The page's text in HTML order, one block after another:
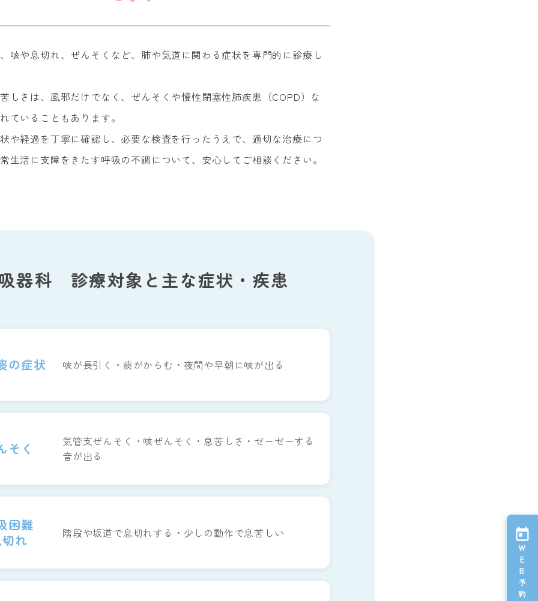
咳や息切れ、ぜんそくなど、肺や気道に関わる症状を専門的に診療し
しさは、風邪だけでなく、ぜんそくや慢性閉塞性肺疾患（COPD）な
ていることもあります。
や経過を丁寧に確認し、必要な検査を行ったうえで、適切な治療につ
生活に支障をきたす呼吸の不調について、安心してご相談ください。
器科 診療対象と主な症状・疾患
の症状 咳が長引く・痰がからむ・夜間や早朝に咳が出る
そく
気管支ぜんそく・咳ぜんそく・息苦しさ・ゼーゼーする
音が出る
困難
れ
階段や坂道で息切れする・少しの動作で息苦しい
W
E
B
予
約